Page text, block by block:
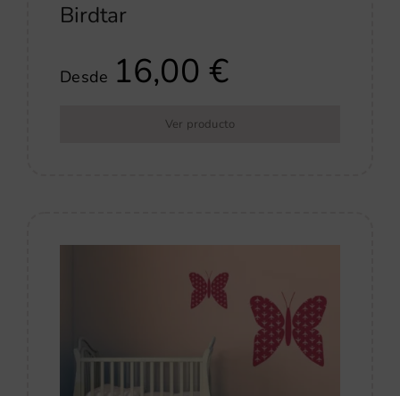
Birdtar
Desde 16,00€
Ver producto